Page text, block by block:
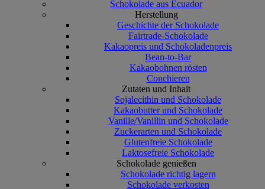
Schokolade aus Ecuador
Herstellung
Geschichte der Schokolade
Fairtrade-Schokolade
Kakaopreis und Schokoladenpreis
Bean-to-Bar
Kakaobohnen rösten
Conchieren
Zutaten und Inhalt
Sojalecithin und Schokolade
Kakaobutter und Schokolade
Vanille/Vanillin und Schokolade
Zuckerarten und Schokolade
Glutenfreie Schokolade
Laktosefreie Schokolade
Schokolade genießen
Schokolade richtig lagern
Schokolade verkosten